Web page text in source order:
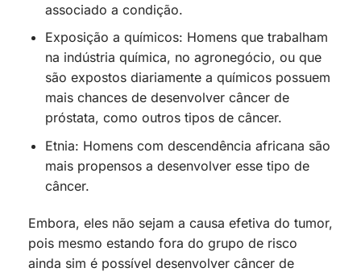
associado a condição.
Exposição a químicos: Homens que trabalham
na indústria química, no agronegócio, ou que
são expostos diariamente a químicos possuem
mais chances de desenvolver câncer de
próstata, como outros tipos de câncer.
Etnia: Homens com descendência africana são
mais propensos a desenvolver esse tipo de
câncer.
Embora, eles não sejam a causa efetiva do tumor,
pois mesmo estando fora do grupo de risco
ainda sim é possível desenvolver câncer de